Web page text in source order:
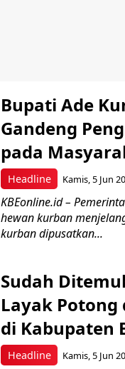
Headline
Bupati Ade
Gandeng
pada
Kamis, 5 Jun
KBEonline.id –
hewan kurban
kurban dipusatkan...
Headline
Sudah
Layak Potong
di Kabupaten
Kamis, 5 Jun